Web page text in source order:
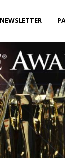
NEWSLETTER